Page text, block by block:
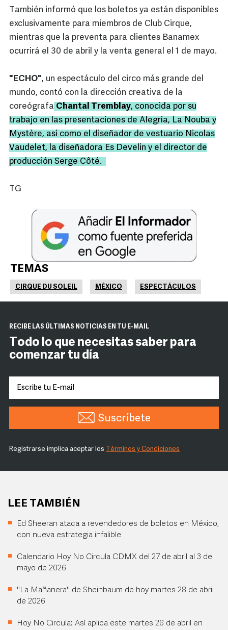
También informó que los boletos ya están disponibles
exclusivamente para miembros de Club Cirque,
mientras que la preventa para clientes Banamex
ocurrirá el 30 de abril y la venta general el 1 de mayo.
"ECHO", un espectáculo del circo más grande del
mundo, contó con la dirección creativa de la
coreógrafa Chantal Tremblay, conocida por su
trabajo en las presentaciones de Alegría, La Nouba y
Mystère, así como el diseñador de vestuario Nicolas
Vaudelet, la diseñadora Es Develin y el director de
producción Serge Côté.
TG
TEMAS
CIRQUE DU SOLEIL MÉXICO ESPECTÁCULOS
RECIBE LAS ÚLTIMAS NOTICIAS EN TU E-MAIL
Todo lo que necesitas saber para
comenzar tu día
Suscríbete
Registrarse implica aceptar los Términos y Condiciones
LEE TAMBIÉN
Ed Sheeran ataca a revendedores de boletos en México,
con nueva estrategia infalible
Calendario Hoy No Circula CDMX del 27 de abril al 3 de
mayo de 2026
"La Mañanera" de Sheinbaum de hoy martes 28 de abril
de 2026
Hoy No Circula: Así aplica este martes 28 de abril en